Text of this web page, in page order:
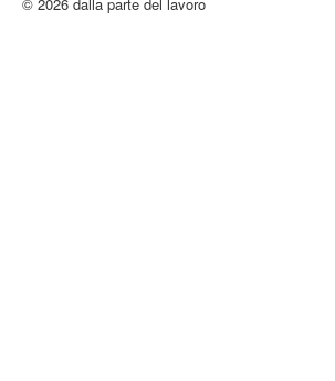
© 2026 dalla parte del lavoro